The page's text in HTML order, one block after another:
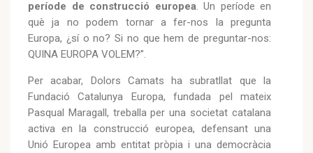
període de construcció europea. Un període en
què ja no podem tornar a fer-nos la pregunta
Europa, ¿sí o no? Si no que hem de preguntar-nos:
QUINA EUROPA VOLEM?”.
Per acabar, Dolors Camats ha subratllat que la
Fundació Catalunya Europa, fundada pel mateix
Pasqual Maragall, treballa per una societat catalana
activa en la construcció europea, defensant una
Unió Europea amb entitat pròpia i una democràcia